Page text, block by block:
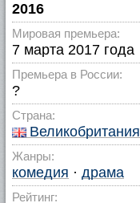
2016
Мировая премьера:
7 марта 2017 года
Премьера в России:
?
Страна:
Великобритания
Жанры:
комедия · драма
Рейтинг: